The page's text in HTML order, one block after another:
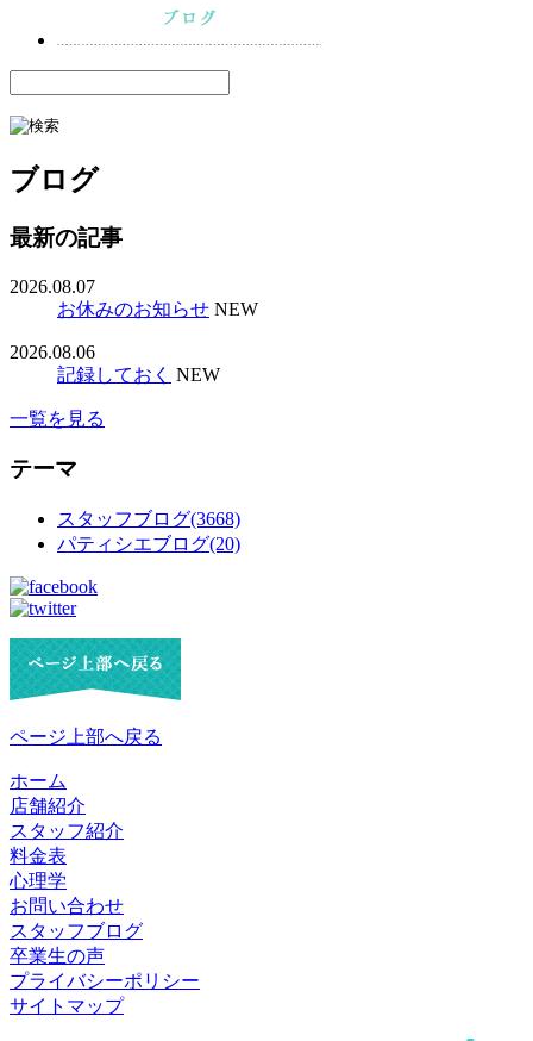
ブログ
最新の記事
2026.08.07
お休みのお知らせ NEW
2026.08.06
記録しておく NEW
一覧を見る
テーマ
スタッフブログ(3668)
パティシエブログ(20)
ページ上部へ戻る
ホーム
店舗紹介
スタッフ紹介
料金表
心理学
お問い合わせ
スタッフブログ
卒業生の声
プライバシーポリシー
サイトマップ